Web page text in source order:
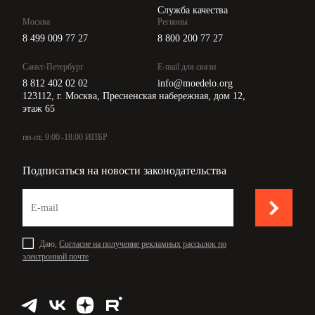
Служба качества
Москва
8 499 009 77 27
Санкт-Петербург
8 812 402 02 02
Регионы
8 800 200 77 27
E-mail для связи
info@moedelo.org
123112, г. Москва, Пресненская набережная, дом 12,
этаж 65
пн-пт, 9:00–18:00 ИПБР
Подписаться на новости законодательства
Даю, Согласие на получение рекламных рассылок по
электронной почте